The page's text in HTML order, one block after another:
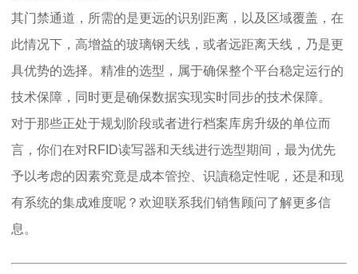
其门禁通道，所需的是更远的识别距离，以及区域覆盖，在
此情况下，高增益的玻璃钢天线，或者远距离天线，乃是更
具优势的选择。精准的选型，属于确保整个平台稳定运行的
技术保障，同时更是确保数据实现实时同步的技术保障。
对于那些正处于规划阶段或者进行档案库房升级的单位而
言，你们在对RFID读写器和天线进行选型期间，最为优先
予以考虑的因素究竟是成本管控、识讀稳定性呢，还是和现
有系统的集成难度呢？欢迎联系我们销售顾问了解更多信
息。